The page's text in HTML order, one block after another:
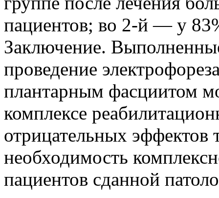
пациентов; во 2-й — у
Заключение.
проведение
плантарным фасциитом
комплексе
отрицательных эффектов
необходимость
пациентов сданной